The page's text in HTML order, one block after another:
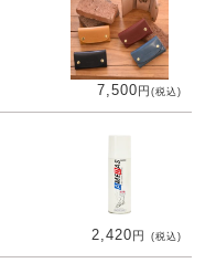
7,500円 (税込)
2,420円 (税込)